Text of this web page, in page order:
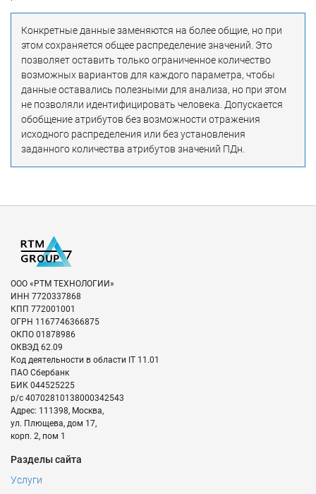
Конкретные данные заменяются на более общие, но при
этом сохраняется общее распределение значений. Это
позволяет оставить только ограниченное количество
возможных вариантов для каждого параметра, чтобы
данные оставались полезными для анализа, но при этом
не позволяли идентифицировать человека. Допускается
обобщение атрибутов без возможности отражения
исходного распределения или без установления
заданного количества атрибутов значений ПДн.
ООО «РТМ ТЕХНОЛОГИИ»
ИНН 7720337868
КПП 772001001
ОГРН 1167746366875
ОКПО 01878986
ОКВЭД 62.09
Код деятельности в области IT 11.01
ПАО Сбербанк
БИК 044525225
р/с 40702810138000342543
Адрес: 111398, Москва,
ул. Плющева, дом 17,
корп. 2, пом 1
Разделы сайта
Услуги